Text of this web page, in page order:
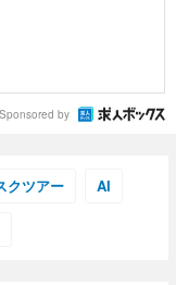
Sponsored by
クツアー AI